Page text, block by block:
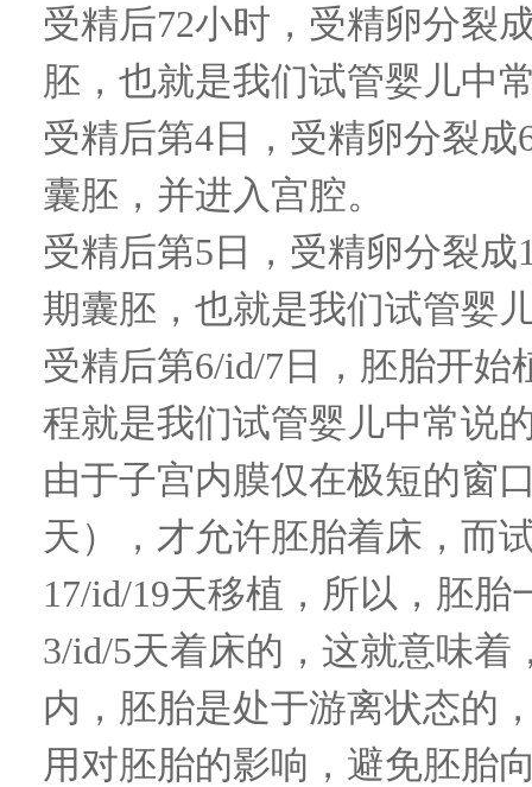
受精后72小时，受精卵分裂
胚，也就是我们试管婴儿中
受精后第4日，受精卵分裂成
囊胚，并进入宫腔。
受精后第5日，受精卵分裂成
期囊胚，也就是我们试管婴
受精后第6/id/7日，胚胎开始
程就是我们试管婴儿中常说
由于子宫内膜仅在极短的窗
天），才允许胚胎着床，而
17/id/19天移植，所以，胚胎
3/id/5天着床的，这就意味着
内，胚胎是处于游离状态的
用对胚胎的影响，避免胚胎